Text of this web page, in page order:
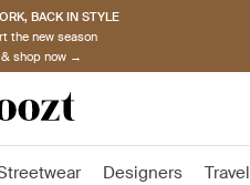
BACK IN STYLE
the new season
shop now →
Designers Travel